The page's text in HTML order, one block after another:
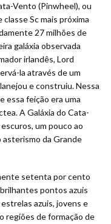
Vento (Pinwheel), ou
classe Sc mais próxima
27 milhões de
galáxia observada
irlandês, Lord
la através de um
e construiu. Nessa
essa feição era uma
A Galáxia do Cata-
um pouco ao
da Grande
setenta por cento
pontos azuis
azuis, jovens e
regiões de formação de